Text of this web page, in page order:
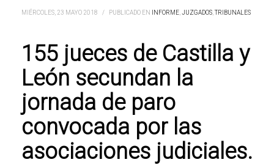
MIÉRCOLES, 23 MAYO 2018 / PUBLICADO EN INFORME JUZGADOS ,TRIBUNALES
155 jueces de Castilla y
León secundan la
jornada de paro
convocada por las
asociaciones judiciales.